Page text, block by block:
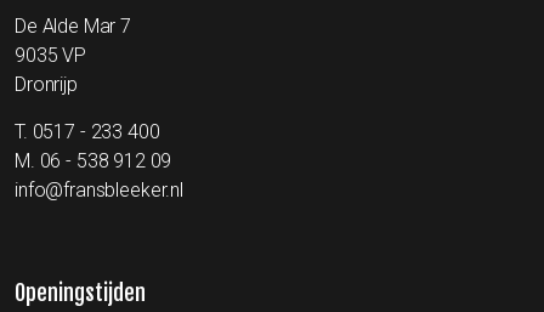
De Alde Mar 7
9035 VP
Dronrijp
T. 0517 - 233 400
M. 06 - 538 912 09
info@fransbleeker.nl
Openingstijden